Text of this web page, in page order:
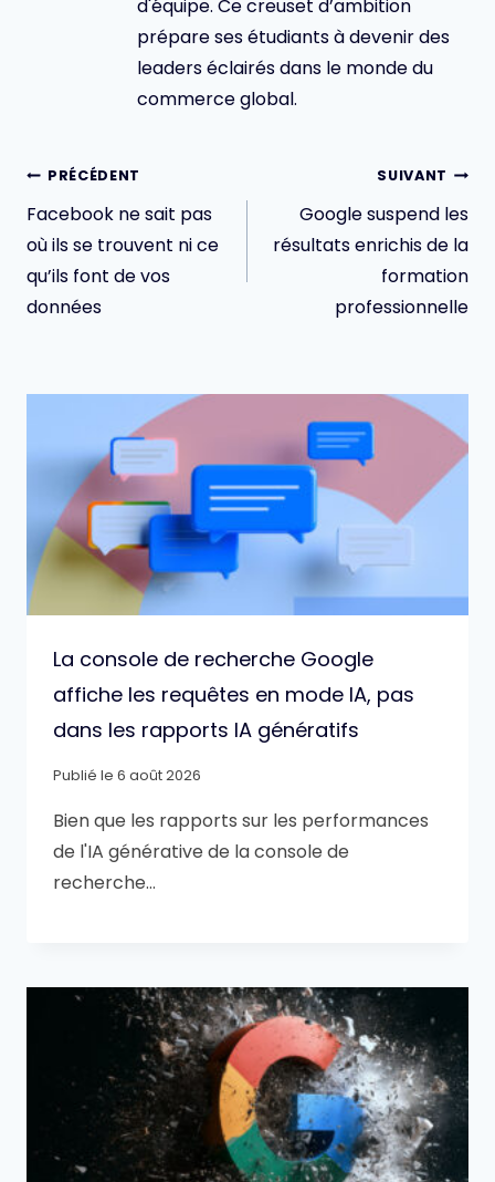
d'équipe. Ce creuset d’ambition
prépare ses étudiants à devenir des
leaders éclairés dans le monde du
commerce global.
Navigation
de
l’article
PRÉCÉDENT
Facebook ne sait pas
où ils se trouvent ni ce
qu’ils font de vos
données
SUIVANT
Google suspend les
résultats enrichis de la
formation
professionnelle
La console de recherche Google
affiche les requêtes en mode IA, pas
dans les rapports IA génératifs
Publié le 6 août 2026
Bien que les rapports sur les performances
de l'IA générative de la console de
recherche…